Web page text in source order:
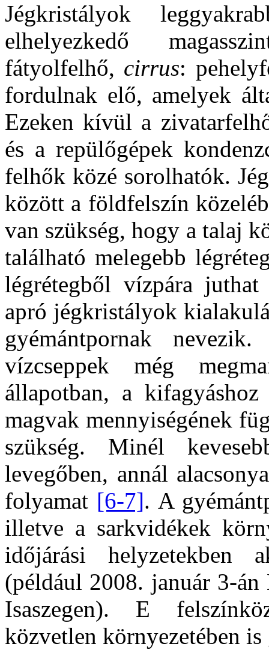
Jégkristályok
elhelyezkedő
fátyolfelhő, cirrus:
fordulnak elő, amelyek
Ezeken kívül a
és a repülőgépek
felhők közé sorolhatók.
között a földfelszín
van szükség, hogy a talaj
található melegebb
légrétegből vízpára
apró jégkristályok
gyémántpornak
vízcseppek még
állapotban, a
magvak mennyiségének
szükség. Minél
levegőben, annál
folyamat [6-7]. A
illetve a sarkvidékek
időjárási helyzetekben
(például 2008. január 3-
Isaszegen). E
közvetlen környezetében